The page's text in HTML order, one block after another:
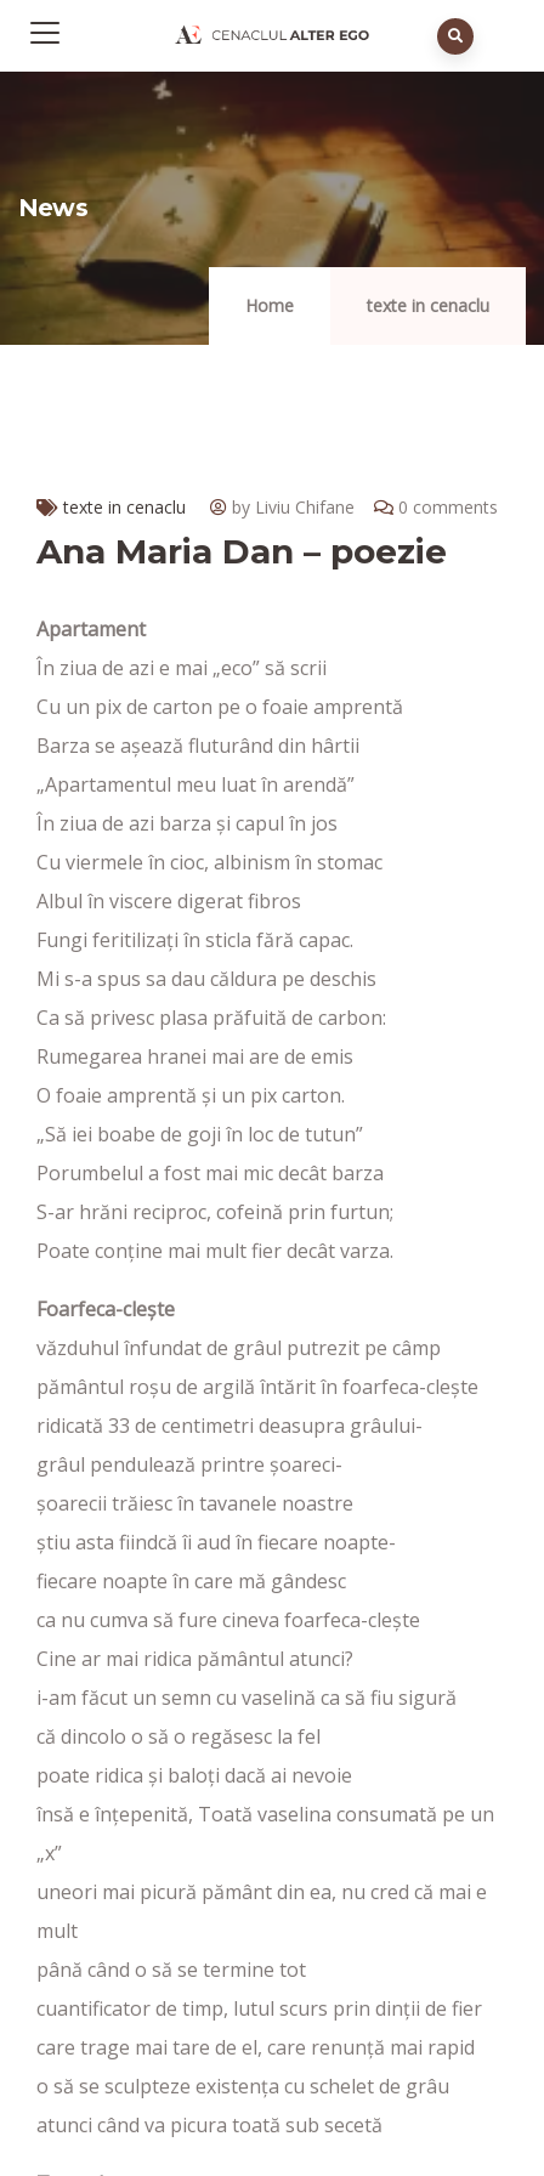
News
Home texte in cenaclu
texte in cenaclu by Liviu Chifane 0 comments
Ana Maria Dan – poezie
Apartament
În ziua de azi e mai „eco” să scrii
Cu un pix de carton pe o foaie amprentă
Barza se așează fluturând din hârtii
„Apartamentul meu luat în arendă”
În ziua de azi barza și capul în jos
Cu viermele în cioc, albinism în stomac
Albul în viscere digerat fibros
Fungi feritilizați în sticla fără capac.
Mi s-a spus sa dau căldura pe deschis
Ca să privesc plasa prăfuită de carbon:
Rumegarea hranei mai are de emis
O foaie amprentă și un pix carton.
„Să iei boabe de goji în loc de tutun”
Porumbelul a fost mai mic decât barza
S-ar hrăni reciproc, cofeină prin furtun;
Poate conține mai mult fier decât varza.
Foarfeca-clește
văzduhul înfundat de grâul putrezit pe câmp
pământul roșu de argilă întărit în foarfeca-clește
ridicată 33 de centimetri deasupra grâului-
grâul pendulează printre șoareci-
șoarecii trăiesc în tavanele noastre
știu asta fiindcă îi aud în fiecare noapte-
fiecare noapte în care mă gândesc
ca nu cumva să fure cineva foarfeca-clește
Cine ar mai ridica pământul atunci?
i-am făcut un semn cu vaselină ca să fiu sigură
că dincolo o să o regăsesc la fel
poate ridica și baloți dacă ai nevoie
însă e înțepenită, Toată vaselina consumată pe un
„x”
uneori mai picură pământ din ea, nu cred că mai e
mult
până când o să se termine tot
cuantificator de timp, lutul scurs prin dinții de fier
care trage mai tare de el, care renunță mai rapid
o să se sculpteze existența cu schelet de grâu
atunci când va picura toată sub secetă